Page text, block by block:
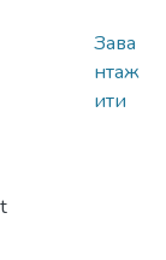
Зава
нтаж
ити